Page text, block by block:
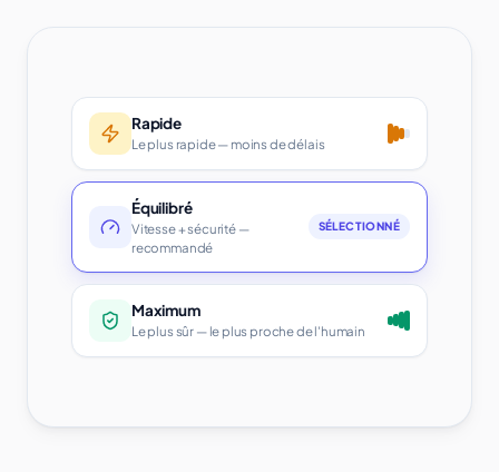
Rapide
Le plus rapide — moins de délais
Équilibré
Vitesse + sécurité —
recommandé
SÉLECTIONNÉ
Maximum
Le plus sûr — le plus proche de l'humain